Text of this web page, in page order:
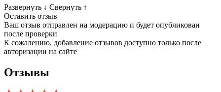
Развернуть ↓ Свернуть ↑
Оставить отзыв
Ваш отзыв отправлен на модерацию и будет опубликован
после проверки
К сожалению, добавление отзывов доступно только после
авторизации на сайте
Отзывы